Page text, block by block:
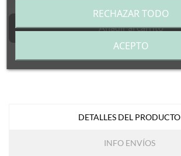
Añadir al carrito
DETALLES DEL PRODUCTO
INFO ENVÍOS
RECHAZAR TODO
ACEPTO